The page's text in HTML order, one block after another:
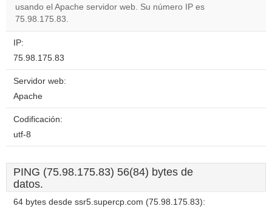
Do you
usando el Apache servidor web. Su número IP es
75.98.175.83.
IP:
75.98.175.83
Servidor web:
Apache
Codificación:
utf-8
PING (75.98.175.83) 56(84) bytes de
datos.
64 bytes desde ssr5.supercp.com (75.98.175.83):